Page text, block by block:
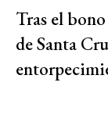
Tras el
de Santa